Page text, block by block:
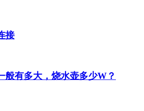
接
般有多大，烧水壶多少W？